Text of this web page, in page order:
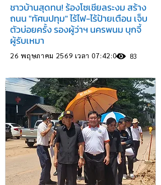
ชาวบ้านสุดทน! ร้องโซเชียลระงม สร้าง
ถนน "ทัศนปทุม" ไร้ไฟ-ไร้ป้ายเตือน เจ็บ
ตัวบ่อยครั้ง รองผู้ว่าฯ นครพนม บุกจี้
ผู้รับเหมา
26 พฤษภาคม 2569 เวลา 07:42:00 83